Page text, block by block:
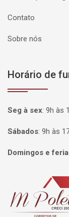
Contato
Sobre nós
Horário de
Seg à sex: 9h às
Sábados: 9h às
Domingos e
Página inicial